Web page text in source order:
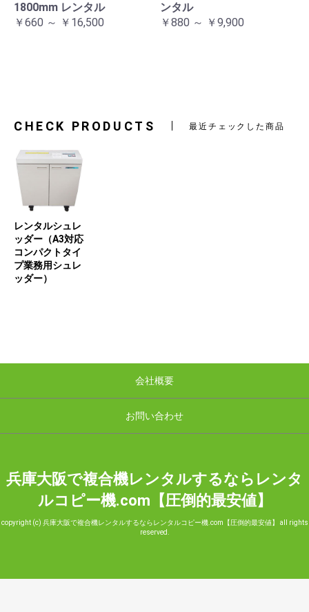
1800mm レンタル
￥660 ～ ￥16,500
ンタル
￥880 ～ ￥9,900
CHECK PRODUCTS 最近チェックした商品
レンタルシュレ
ッダー（A3対応
コンパクトタイ
プ業務用シュレ
ッダー）
会社概要
お問い合わせ
兵庫大阪で複合機レンタルするならレンタ
ルコピー機.com【圧倒的最安値】
copyright (c) 兵庫大阪で複合機レンタルするならレンタルコピー機.com【圧倒的最安値】 all rights
reserved.